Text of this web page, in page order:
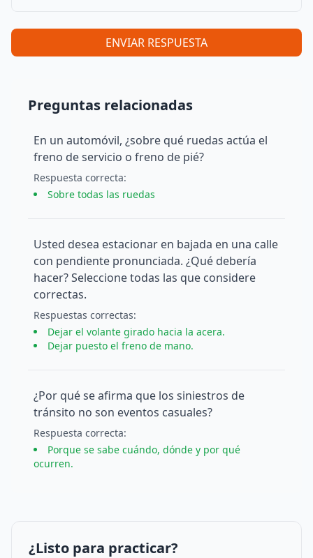
ENVIAR RESPUESTA
Preguntas relacionadas
En un automóvil, ¿sobre qué ruedas actúa el
freno de servicio o freno de pié?
Respuesta correcta:
Sobre todas las ruedas
Usted desea estacionar en bajada en una calle
con pendiente pronunciada. ¿Qué debería
hacer? Seleccione todas las que considere
correctas.
Respuestas correctas:
Dejar el volante girado hacia la acera.
Dejar puesto el freno de mano.
¿Por qué se afirma que los siniestros de
tránsito no son eventos casuales?
Respuesta correcta:
Porque se sabe cuándo, dónde y por qué
ocurren.
¿Listo para practicar?